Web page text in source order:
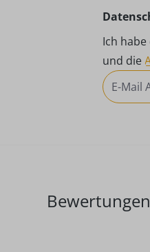
Ich habe
und die
Bewertungen